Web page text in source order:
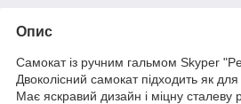
Опис
Самокат із ручним гальмом Skyper
Двоколісний самокат підходить як для
Має яскравий дизайн і міцну сталеву